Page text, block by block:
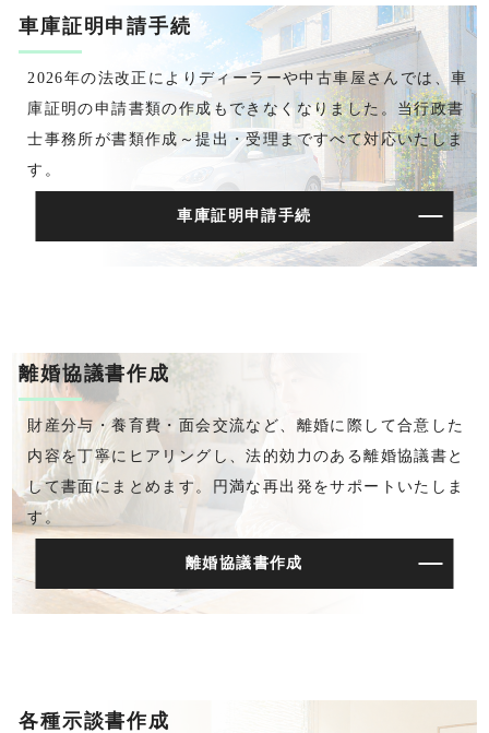
車庫証明申請手続
2026年の法改正によりディーラーや中古車屋さんでは、車
庫証明の申請書類の作成もできなくなりました。当行政書
士事務所が書類作成～提出・受理まですべて対応いたしま
す。
車庫証明申請手続
離婚協議書作成
財産分与・養育費・面会交流など、離婚に際して合意した
内容を丁寧にヒアリングし、法的効力のある離婚協議書と
して書面にまとめます。円満な再出発をサポートいたしま
す。
離婚協議書作成
各種示談書作成